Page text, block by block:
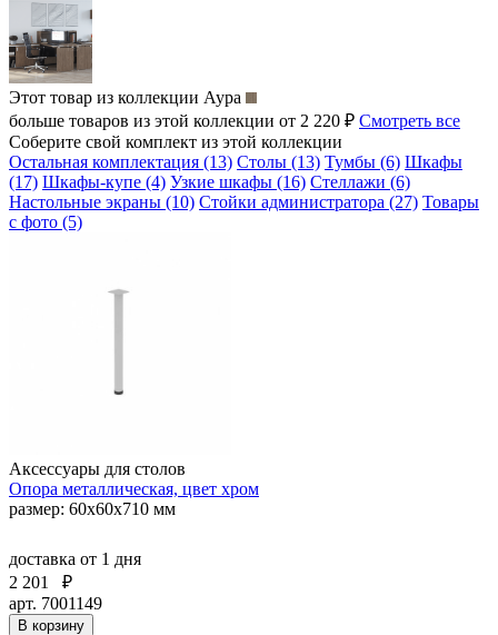
Этот товар из коллекции Аура
больше товаров из этой коллекции от 2 220 ₽ Смотреть все
Соберите свой комплект из этой коллекции
Остальная комплектация (13) Столы (13) Тумбы (6) Шкафы
(17) Шкафы-купе (4) Узкие шкафы (16) Стеллажи (6)
Настольные экраны (10) Стойки администратора (27) Товары
с фото (5)
Аксессуары для столов
Опора металлическая, цвет хром
размер: 60х60х710 мм
доставка от 1 дня
2 201
₽
арт. 7001149
В корзину